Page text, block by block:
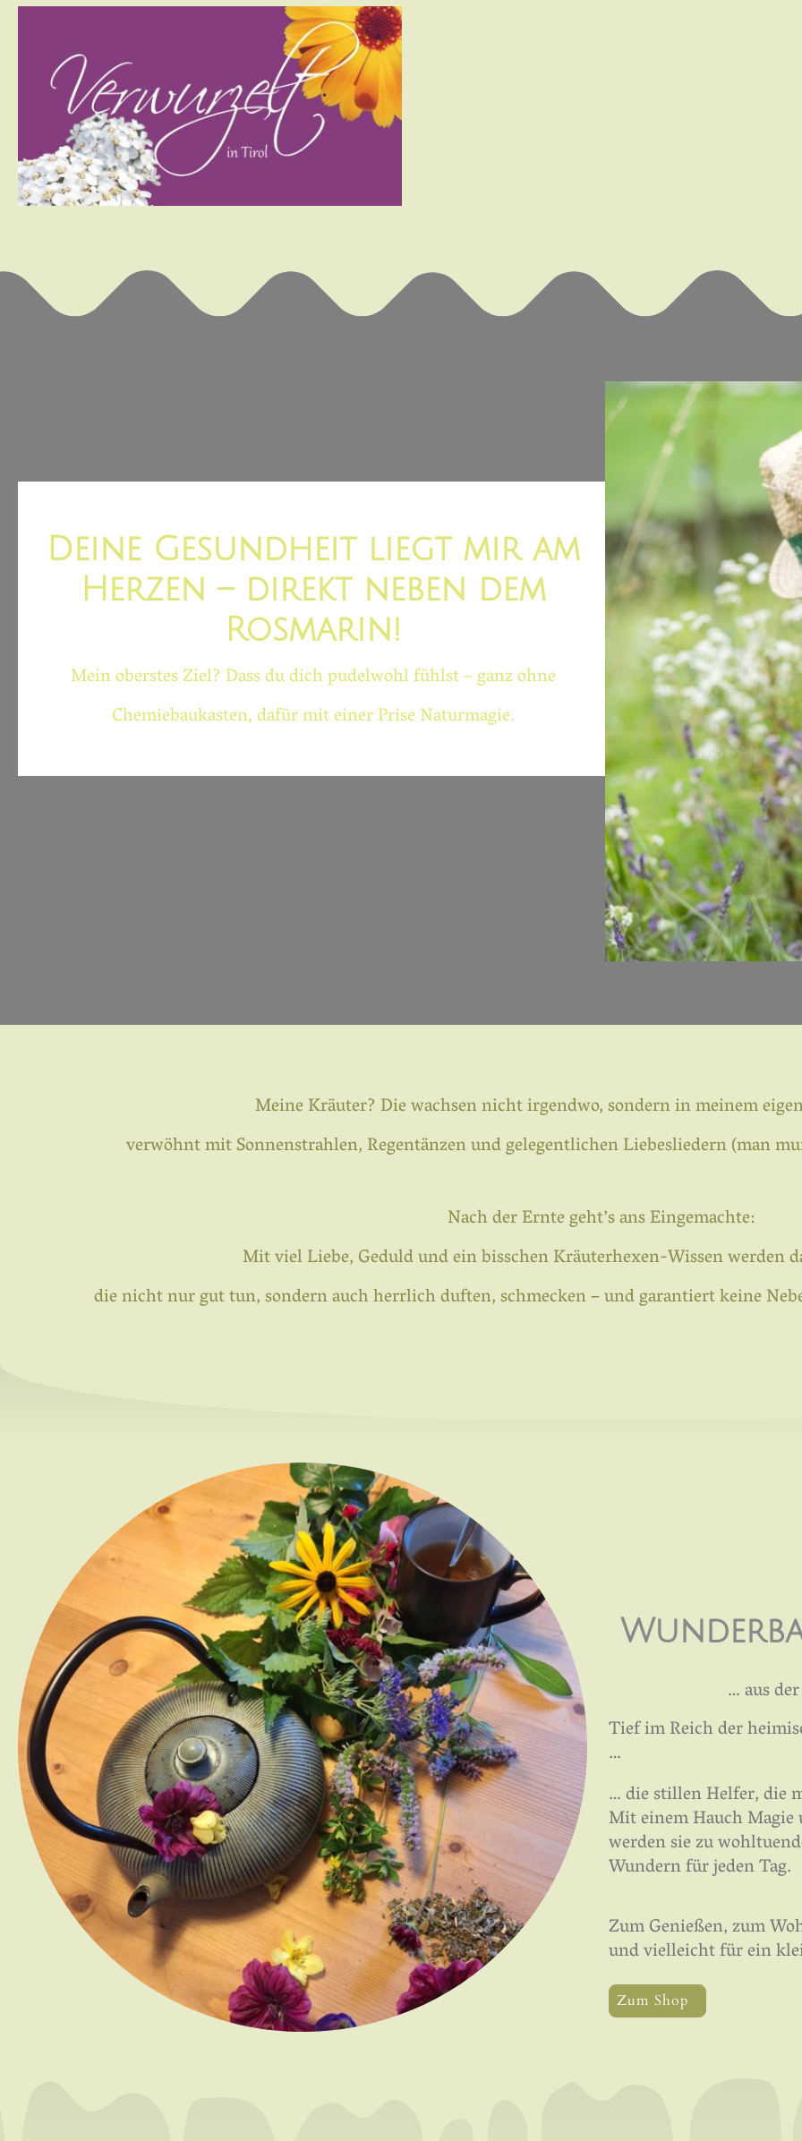
Deine Gesundheit liegt mir am
Herzen – direkt neben dem
Rosmarin!
Mein oberstes Ziel? Dass du dich pudelwohl fühlst – ganz ohne
Chemiebaukasten, dafür mit einer Prise Naturmagie.
Meine Kräuter? Die wachsen nicht irgendwo, sondern in meinem
verwöhnt mit Sonnenstrahlen, Regentänzen und gelegentlichen Liebesliedern (man
Nach der Ernte geht’s ans Eingemachte:
Mit viel Liebe, Geduld und ein bisschen Kräuterhexen-Wissen werden
die nicht nur gut tun, sondern auch herrlich duften, schmecken – und garantiert keine
… aus
Tief im Reich der
…
… die stillen Helfer, die
Mit einem Hauch
werden sie zu
Wundern für jeden Tag.
Zum Genießen, zum
und vielleicht für ein
Zum Shop